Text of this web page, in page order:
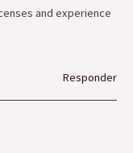
and experience
Responder